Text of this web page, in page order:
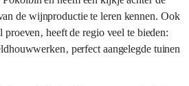
de wijnproductie te leren kennen. Ook
heeft de regio veel te bieden:
perfect aangelegde tuinen